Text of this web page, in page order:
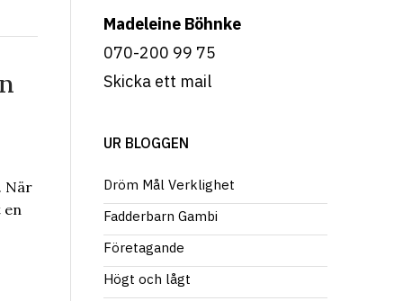
När
en
Madeleine Böhnke
070-200 99 75
Skicka ett mail
UR BLOGGEN
Dröm Mål Verklighet
Fadderbarn Gambi
Företagande
Högt och lågt